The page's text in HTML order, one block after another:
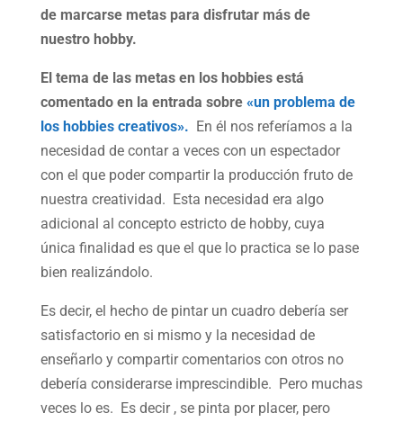
de marcarse metas para disfrutar más de
nuestro hobby.
El tema de las metas en los hobbies está
comentado en la entrada sobre«un problema de
los hobbies creativos». En él nos referíamos a la
necesidad de contar a veces con un espectador
con el que poder compartir la producción fruto de
nuestra creatividad. Esta necesidad era algo
adicional al concepto estricto de hobby, cuya
única finalidad es que el que lo practica se lo pase
bien realizándolo.
Es decir, el hecho de pintar un cuadro debería ser
satisfactorio en si mismo y la necesidad de
enseñarlo y compartir comentarios con otros no
debería considerarse imprescindible. Pero muchas
veces lo es. Es decir , se pinta por placer, pero